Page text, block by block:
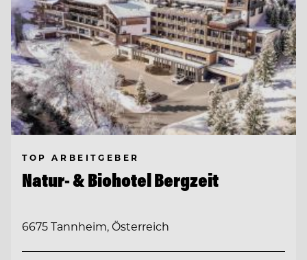
TOP ARBEITGEBER
Natur- & Biohotel Bergzeit
6675 Tannheim, Österreich